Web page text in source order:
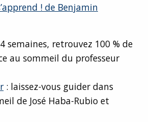
! de Benjamin
semaines, retrouvez 100 % de
au sommeil du professeur
: laissez-vous guider dans
de José Haba-Rubio et